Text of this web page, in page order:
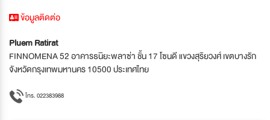
ข้อมูลติดต่อ
Pluem Ratirat
FINNOMENA 52 อาคารธนิยะพลาซ่า ชั้น 17 โซนดี แขวงสุริยวงศ์ เขตบางรัก
จังหวัดกรุงเทพมหานคร 10500 ประเทศไทย
โทร. 022383988